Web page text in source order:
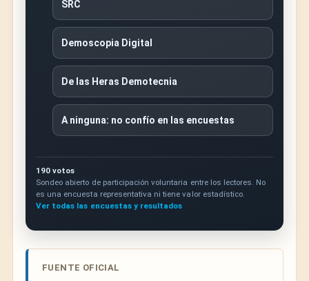
SRC
Demoscopia Digital
De las Heras Demotecnia
A ninguna: no confío en las encuestas
190 votos
Sondeo abierto de participación voluntaria entre los lectores. No
es una encuesta representativa ni tiene valor estadístico.
Ver todas las encuestas y resultados
FUENTE OFICIAL